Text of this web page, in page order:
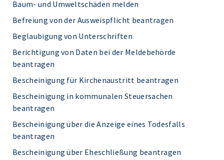
Baum- und Umweltschäden melden
Befreiung von der Ausweispflicht beantragen
Beglaubigung von Unterschriften
Berichtigung von Daten bei der Meldebehörde
beantragen
Bescheinigung für Kirchenaustritt beantragen
Bescheinigung in kommunalen Steuersachen
beantragen
Bescheinigung über die Anzeige eines Todesfalls
beantragen
Bescheinigung über Eheschließung beantragen